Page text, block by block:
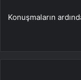
Konuşmaların